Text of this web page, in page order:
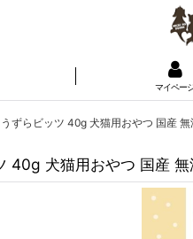
マイペー
ずらビッツ 40g 犬猫用おやつ 国産
40g 犬猫用おやつ 国産